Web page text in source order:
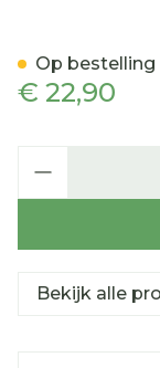
€ 22,90
Op bestelling
Bekijk alle